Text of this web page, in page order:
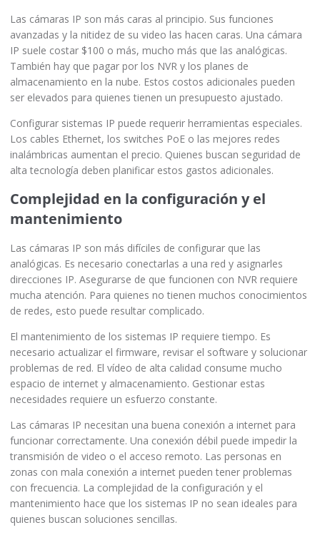
Las cámaras IP son más caras al principio. Sus funciones
avanzadas y la nitidez de su video las hacen caras. Una cámara
IP suele costar $100 o más, mucho más que las analógicas.
También hay que pagar por los NVR y los planes de
almacenamiento en la nube. Estos costos adicionales pueden
ser elevados para quienes tienen un presupuesto ajustado.
Configurar sistemas IP puede requerir herramientas especiales.
Los cables Ethernet, los switches PoE o las mejores redes
inalámbricas aumentan el precio. Quienes buscan seguridad de
alta tecnología deben planificar estos gastos adicionales.
Complejidad en la configuración y el
mantenimiento
Las cámaras IP son más difíciles de configurar que las
analógicas. Es necesario conectarlas a una red y asignarles
direcciones IP. Asegurarse de que funcionen con NVR requiere
mucha atención. Para quienes no tienen muchos conocimientos
de redes, esto puede resultar complicado.
El mantenimiento de los sistemas IP requiere tiempo. Es
necesario actualizar el firmware, revisar el software y solucionar
problemas de red. El vídeo de alta calidad consume mucho
espacio de internet y almacenamiento. Gestionar estas
necesidades requiere un esfuerzo constante.
Las cámaras IP necesitan una buena conexión a internet para
funcionar correctamente. Una conexión débil puede impedir la
transmisión de video o el acceso remoto. Las personas en
zonas con mala conexión a internet pueden tener problemas
con frecuencia. La complejidad de la configuración y el
mantenimiento hace que los sistemas IP no sean ideales para
quienes buscan soluciones sencillas.